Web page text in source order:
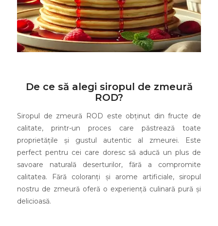
De ce să alegi siropul de zmeură
ROD?
Siropul de zmeură ROD este obținut din fructe de
calitate, printr-un proces care păstrează toate
proprietățile și gustul autentic al zmeurei. Este
perfect pentru cei care doresc să aducă un plus de
savoare naturală deserturilor, fără a compromite
calitatea. Fără coloranți și arome artificiale, siropul
nostru de zmeură oferă o experiență culinară pură și
delicioasă.